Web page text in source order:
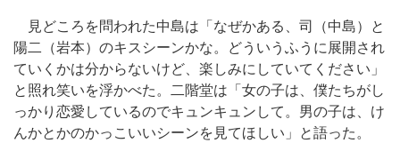
見どころを問われた中島は「なぜかある、司（中島）と
陽二（岩本）のキスシーンかな。どういうふうに展開され
ていくかは分からないけど、楽しみにしていてください」
と照れ笑いを浮かべた。二階堂は「女の子は、僕たちがし
っかり恋愛しているのでキュンキュンして。男の子は、け
んかとかのかっこいいシーンを見てほしい」と語った。